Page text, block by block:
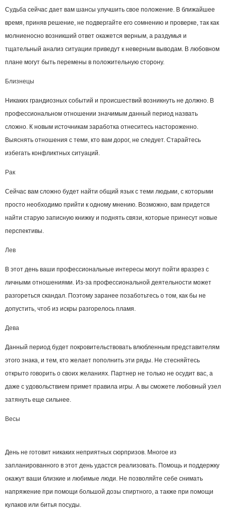
Судьба сейчас дает вам шансы улучшить свое положение. В ближайшее
время, приняв решение, не подвергайте его сомнению и проверке, так как
молниеносно возникший ответ окажется верным, а раздумья и
тщательный анализ ситуации приведут к неверным выводам. В любовном
плане могут быть перемены в положительную сторону.
Близнецы
Никаких грандиозных событий и происшествий возникнуть не должно. В
профессиональном отношении значимым данный период назвать
сложно. К новым источникам заработка отнеситесь настороженно.
Выяснять отношения с теми, кто вам дорог, не следует. Старайтесь
избегать конфликтных ситуаций.
Рак
Сейчас вам сложно будет найти общий язык с теми людьми, с которыми
просто необходимо прийти к одному мнению. Возможно, вам придется
найти старую записную книжку и поднять связи, которые принесут новые
перспективы.
Лев
В этот день ваши профессиональные интересы могут пойти вразрез с
личными отношениями. Из-за профессиональной деятельности может
разгореться скандал. Поэтому заранее позаботьтесь о том, как бы не
допустить, чтоб из искры разгорелось пламя.
Дева
Данный период будет покровительствовать влюбленным представителям
этого знака, и тем, кто желает пополнить эти ряды. Не стесняйтесь
открыто говорить о своих желаниях. Партнер не только не осудит вас, а
даже с удовольствием примет правила игры. А вы сможете любовный узел
затянуть еще сильнее.
Весы
День не готовит никаких неприятных сюрпризов. Многое из
запланированного в этот день удастся реализовать. Помощь и поддержку
окажут ваши близкие и любимые люди. Не позволяйте себе снимать
напряжение при помощи большой дозы спиртного, а также при помощи
кулаков или битья посуды.